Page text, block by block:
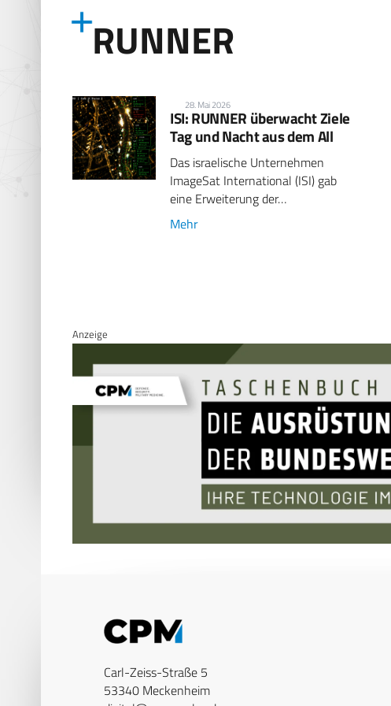
RUNNER
28. Mai 2026
ISI: RUNNER überwacht Ziele
Tag und Nacht aus dem All
Das israelische Unternehmen
ImageSat International (ISI) gab
eine Erweiterung der…
Mehr
Anzeige
Carl-Zeiss-Straße 5
53340 Meckenheim